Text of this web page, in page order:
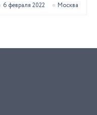
6 февраля 2022 Москва